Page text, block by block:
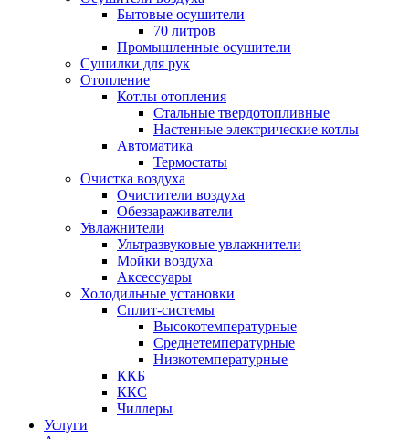
Бытовые осушители
70 литров
Промышленные осушители
Сушилки для рук
Отопление
Котлы отопления
Стальные твердотопливные
Настенные электрические котлы
Автоматика
Термостаты
Очистка воздуха
Очистители воздуха
Обеззараживатели
Увлажнители
Ультразвуковые увлажнители
Мойки воздуха
Аксессуары
Холодильные установки
Сплит-системы
Высокотемпературные
Среднетемпературные
Низкотемпературные
ККБ
ККС
Чиллеры
Услуги